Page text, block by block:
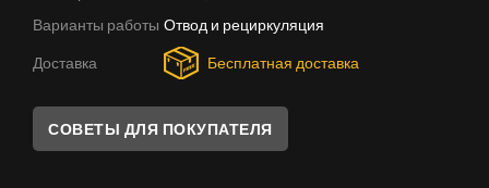
Сервис
Инструкции
Варианты работы Отвод и рециркуляция
Доставка
Бесплатная доставка
СОВЕТЫ ДЛЯ ПОКУПАТЕЛЯ